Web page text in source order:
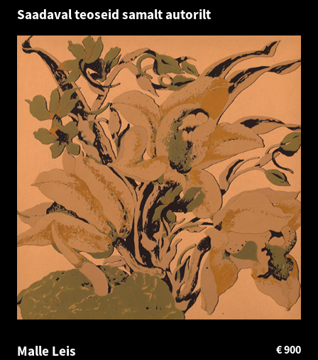
Saadaval teoseid samalt autorilt
Malle Leis
900
€